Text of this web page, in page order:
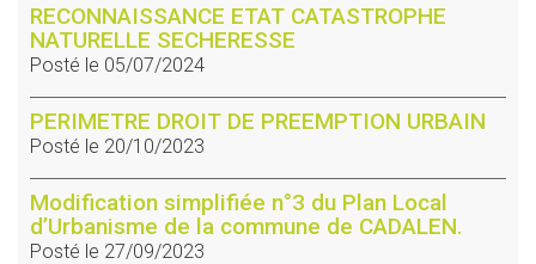
RECONNAISSANCE ETAT CATASTROPHE
NATURELLE SECHERESSE
Posté le 05/07/2024
PERIMETRE DROIT DE PREEMPTION URBAIN
Posté le 20/10/2023
Modification simplifiée n°3 du Plan Local
d’Urbanisme de la commune de CADALEN.
Posté le 27/09/2023